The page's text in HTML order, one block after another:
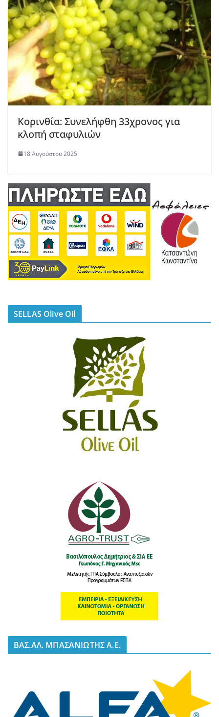
Κορινθία: Συνελήφθη 33χρονος για
κλοπή σταφυλιών
18 Αυγούστου 2025
SELLAS Olive Oil
BΑΣ.ΑΛ. ΜΠΑΣΑΝΙΩΤΗΣ Α.Ε.